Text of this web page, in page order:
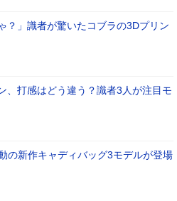
？」識者が驚いたコブラの3Dプリン
、打感はどう違う？識者3人が注目モ
の新作キャディバッグ3モデルが登場